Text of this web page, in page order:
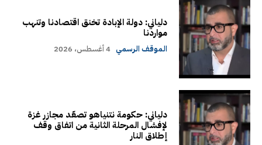
دلياني: دولة الإبادة تخنق اقتصادنا وتنهب
مواردنا
الموقف الرسمي 4 أغسطس، 2026
دلياني: حكومة نتنياهو تصعّد مجازر غزة
لإفشال المرحلة الثانية من اتفاق وقف
إطلاق النار